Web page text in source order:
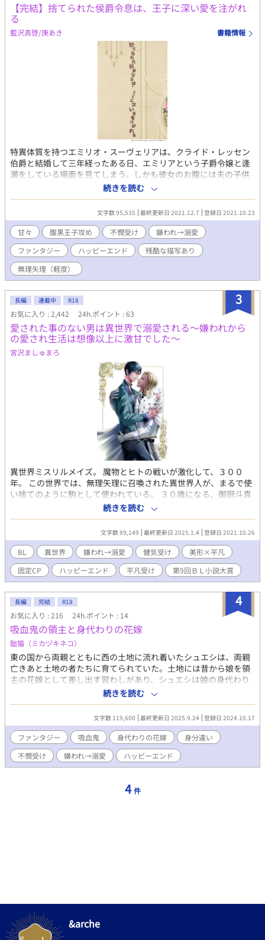
【完結】捨てられた侯爵令息は、王子に深い愛を注がれ
る
藍沢真啓/庚あき 書籍情報
特異体質を持つエミリオ・スーヴェリアは、クライド・レッセン
伯爵と結婚して三年経ったある日、エミリアという子爵令嬢と逢
瀬をしている場面を見てしまう。しかも彼女のお腹には夫の子供
を宿しているという。 一度も自分に触れなかった夫の不貞を目撃
したエミリオは、夫の両親からも跡継ぎを産めない役立たずのレ
ッテルを貼られ、実の両親からも特異体質のせいで見放され、傷
心のまま祖父母のいる領地へと向かう。 一年後、次第に心を癒し
ていくエミリオの元に、国の第二王子であるフレデリクが訪れて
突然求婚される。 戸惑いながらもフレデリクの愛を受け入れるエ
ミリオは、ある日、元夫だったクライドからフレデリクがエミリ
オを手に入れるために画策しているのを聞かされ―― その頃、王
都では猟奇的な薬が蔓延しだし、フレデリクはエミリオの実家で
事実を知ったエミリオはフレデリクとすれ違うように。 そしてふ
たりの亀裂を狙ったかのように、とある人物の魔の手がエミリオ
に迫り出す。 執着腹黒王子×特異体質の不憫令息（バツイチ）
続きを読む
文字数 95,535 最終更新日 2021.12.7 登録日 2021.10.23
甘々 腹黒王子攻め 不憫受け
嫌われ→溺愛
ファンタジー
ハッピーエンド
残酷な描写あり
無理矢理（軽度）
3
長編 連載中 R18
お気に入り : 2,442 24h.ポイント : 63
愛された事のない男は異世界で溺愛される～嫌われから
の愛され生活は想像以上に激甘でした～
宮沢ましゅまろ
異世界ミスリルメイズ。 魔物とヒトの戦いが激化して、３００
年。 この世界では、無理矢理に召喚された異世界人が、まるで使
い捨てのように駒として使われている。 ３０歳になる、御厨斗真
（トーマ）は、２２歳の頃に異世界へと召喚されたものの、異世
界人が有する特殊な力がとても弱かった事。色々あり、ローレン
ス辺境伯の召使として他の異世界人たちと共に召し抱えられてる
ことになったトーマは時間をかけてゆっくりと異世界に馴染んで
いった。 しかし、ローレンスが寿命で亡くなったことで、長年ト
ーマを狙っていた孫のリードから危害を加えられ、リードから逃
げる事を決意。リードの妻の助けもあって、皆で逃げ出すことに
成功する。 トーマの唯一の望みは「一度で良いから誰かの一番に
なってみたい」という事。 天涯孤独であり、過去の恋人にも騙さ
れていただけで本当の愛を知らないトーマにとっては、その愛が
たとえ一瞬の過ぎたる望みだったとしても、どうしても欲しかっ
た。 「お前みたいな地味な男、抱けるわけがないだろう」 逃げだ
した先。初対面でそう言い切った美丈夫は、トーマの容姿をそう
落とした。 好きになれるわけがない相手――本当ならそう思って
もおかしくないのに。 トーマはその美丈夫を愛しく思った。 どこ
かやさぐれた雰囲気の美丈夫の名前は、フリードリヒという。 こ
の出会いが、誰にも愛されなかったトーマの人生を変える事にな
るとは、この時はまだ知らなかった。 辺境の国の王太子×内気平
凡異世界人 ※二章から二人の恋愛に入ります。一章最後当て馬
（？）がちらりと出るあたりでちょっとムカつくかもしれません
ので、気になる方は二章始まるまで待機をお勧めします。◆平日
は1回更新、休日は2回更新を目指しています。 イラスト：モルト
様
続きを読む
文字数 89,149 最終更新日 2025.1.4 登録日 2021.10.26
BL 異世界 嫌われ→溺愛 健気受け
美形×平凡
固定CP
ハッピーエンド 平凡受け 第9回ＢＬ小説大賞
4
長編 完結 R18
お気に入り : 216 24h.ポイント : 14
吸血鬼の領主と身代わりの花嫁
朏猫（ミカヅキネコ）
東の国から両親とともに西の土地に流れ着いたシュエシは、両親
亡きあと土地の者たちに育てられていた。土地には昔から娘を領
主の花嫁として差し出す習わしがあり、シュエシは娘の身代わり
として領主の屋敷へ向かうことになる。これまで差し出された花
嫁は誰一人として姿を見せないため、領主は娘を売り払っている
のか、はたまた生贄にしている化け物ではないかという噂がある
が――。※他サイトにも掲載 ［吸血鬼の領主 × 身代わりの異国
人花嫁 / BL / R18］
続きを読む
文字数 119,600 最終更新日 2025.9.24 登録日 2024.10.17
ファンタジー 吸血鬼 身代わりの花嫁
身分違い
不憫受け
嫌われ→溺愛 ハッピーエンド
4 件
&arche